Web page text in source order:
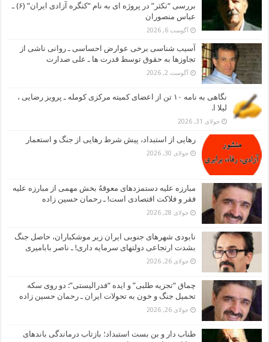
بررسی “نکثر” در پروژه ای به نام “کنگره آزادی ایران” (۶) ـ
عباس منصوران
آگوست 6, 2026
آسیب شناسی برخی عوارض احساسی ـ روانی ناشی از
تجاوزها به حقوق توسط قدرت ها ـ علی صدارت
آگوست 2, 2026
نگاهی به نامه ۱۰ تن از اعضای کمیته مرکزی کومله ـ پرویز رضایی ،
لیلا ا.
جولای 31, 2026
رهایی از استبداد، پیش شرط رهایی از جنگ و استعمار
جولای 30, 2026
مبارزه علیه دستمزدهای معوقهُ بخش مهمی از مبارزه علیه
فقر و فلاکت اقتصادی است! ـ رحمان حسین زاده
جولای 28, 2026
نابودی شهرهای جنوبی ایران زیر موشکباران، حاصل جنگ
بشدت ارتجاعی دولتهای سرمایه داری! ـ ناصر بابامیری
جولای 26, 2026
چماق “تجزیه طلبی” و ایده “فدرالیستی”: دو روی سکه
تحمیل جنگ و خون به تحولات ایران ـ رحمان حسین زاده
جولای 26, 2026
طناب دار و بن بست استبداد؛ بازتاب درماندگی باندهای